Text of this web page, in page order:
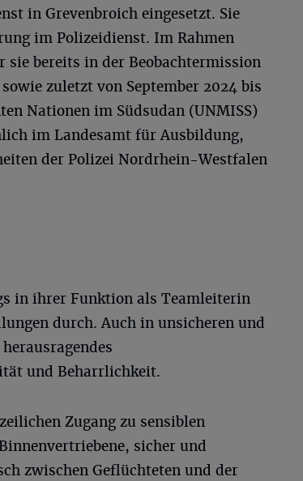
in Grevenbroich eingesetzt. Sie
im Polizeidienst. Im Rahmen
bereits in der Beobachtermission
zuletzt von September 2024 bis
Nationen im Südsudan (UNMISS)
im Landesamt für Ausbildung,
der Polizei Nordrhein-Westfalen
in ihrer Funktion als Teamleiterin
durch. Auch in unsicheren und
und Beharrlichkeit.
Zugang zu sensiblen
sicher und
zwischen Geflüchteten und der